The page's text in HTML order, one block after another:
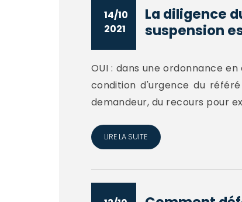
14/10
2021
La diligence
suspension
OUI : dans une ordonnance
condition d'urgence du
demandeur, du recours pour
LIRE LA SUITE